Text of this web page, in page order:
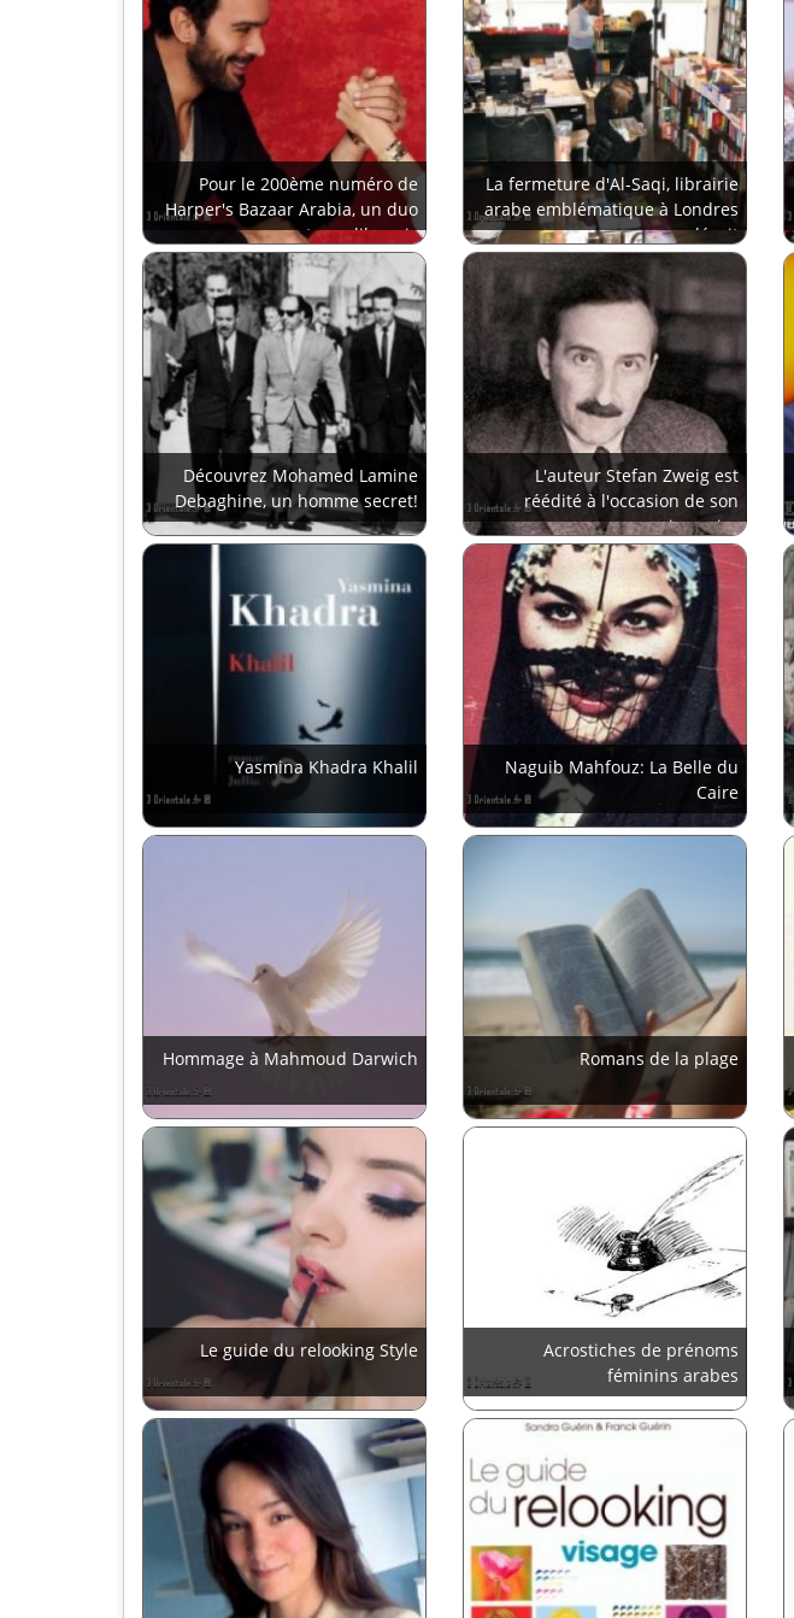
Pour le 200ème numéro de
Harper's Bazaar Arabia, un duo
turco-libanais
La fermeture d'Al-Saqi, librairie
arabe emblématique à Londres
déçoit
Découvrez Mohamed Lamine
Debaghine, un homme secret!
L'auteur Stefan Zweig est
réédité à l'occasion de son
anniversaire
Yasmina Khadra Khalil
Naguib Mahfouz: La Belle du
Caire
Hommage à Mahmoud Darwich Romans de la plage
Le guide du relooking Style
Acrostiches de prénoms
féminins arabes